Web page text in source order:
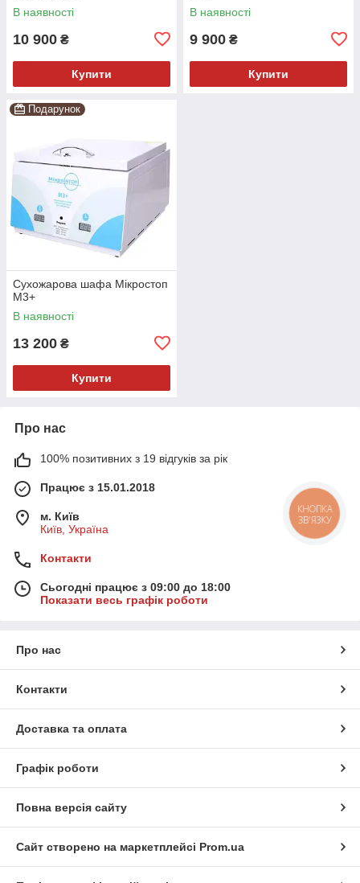
В наявності
10 900 ₴
Купити
В наявності
9 900 ₴
Купити
Подарунок
Сухожарова шафа Мікростоп
М3+
В наявності
13 200 ₴
Купити
Про нас
100% позитивних з 19 відгуків за рік
Працює з 15.01.2018
м. Київ
Київ, Україна
Контакти
Сьогодні працює з 09:00 до 18:00
Показати весь графік роботи
Про нас
Контакти
Доставка та оплата
Графік роботи
Повна версія сайту
Сайт створено на маркетплейсі Prom.ua
КНОПКА
ЗВ'ЯЗКУ